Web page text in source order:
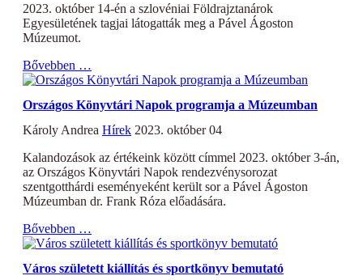
2023. október 14-én a szlovéniai Földrajztanárok
Egyesületének tagjai látogatták meg a Pável Ágoston
Múzeumot.
Bővebben …
Országos Könyvtári Napok programja a Múzeumban
Károly Andrea Hírek 2023. október 04
Kalandozások az értékeink között címmel 2023. október 3-án,
az Országos Könyvtári Napok rendezvénysorozat
szentgotthárdi eseményeként került sor a Pável Ágoston
Múzeumban dr. Frank Róza előadására.
Bővebben …
Város született kiállítás és sportkönyv bemutató